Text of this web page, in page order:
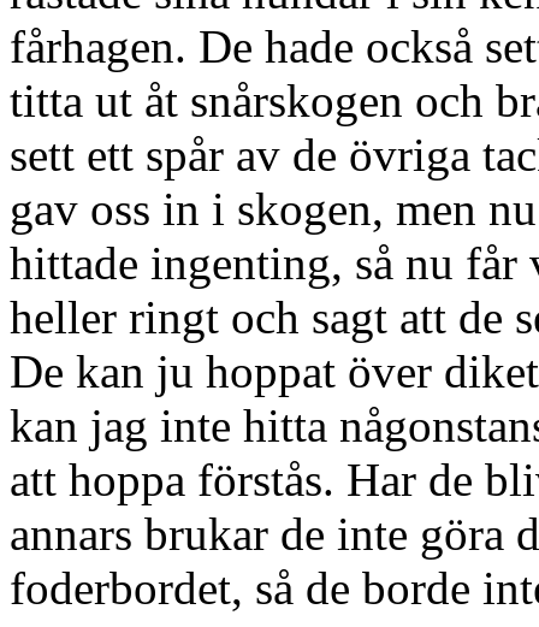
fårhagen. De hade också
titta ut åt snårskogen och
sett ett spår av de övriga
gav oss in i skogen, men
hittade ingenting, så nu
heller ringt och sagt att de
De kan ju hoppat över
kan jag inte hitta
att hoppa förstås. Har de
annars brukar de inte göra
foderbordet, så de borde